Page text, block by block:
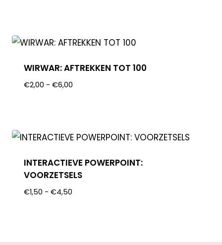
WIRWAR: AFTREKKEN TOT 100
€2,00 - €6,00
INTERACTIEVE POWERPOINT:
VOORZETSELS
€1,50 - €4,50